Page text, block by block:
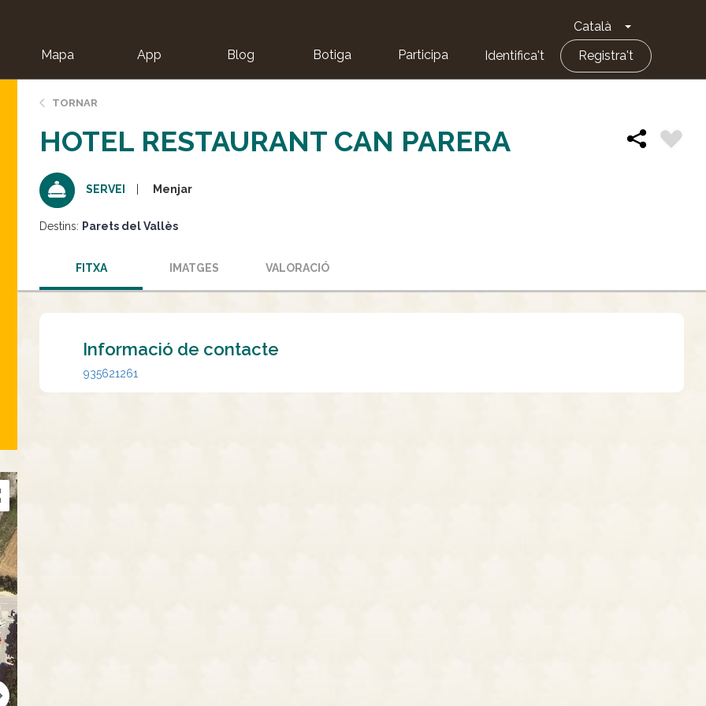
Català Toggle
Mapa App Blog Botiga Participa Identifica't Registra't
TORNAR
HOTEL RESTAURANT CAN PARERA
SERVEI Menjar
Destins: Parets del Vallès
FITXA IMATGES VALORACIÓ
Informació de contacte
935621261